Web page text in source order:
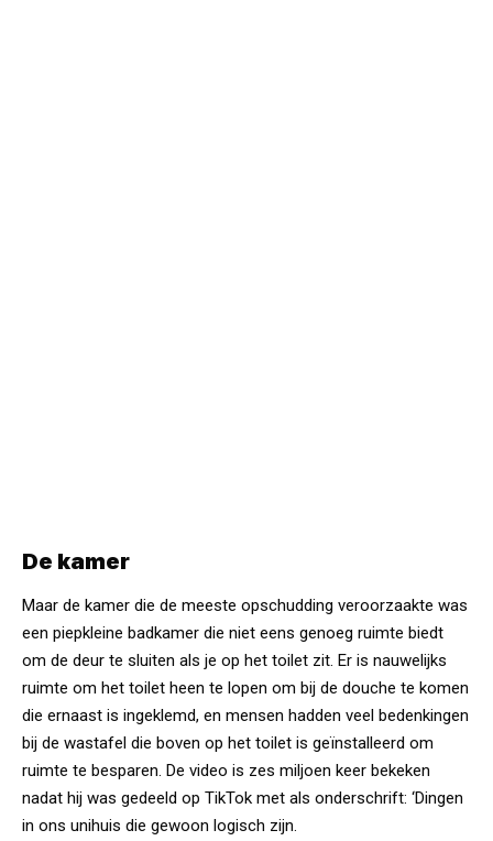
De kamer
Maar de kamer die de meeste opschudding veroorzaakte was
een piepkleine badkamer die niet eens genoeg ruimte biedt
om de deur te sluiten als je op het toilet zit. Er is nauwelijks
ruimte om het toilet heen te lopen om bij de douche te komen
die ernaast is ingeklemd, en mensen hadden veel bedenkingen
bij de wastafel die boven op het toilet is geïnstalleerd om
ruimte te besparen. De video is zes miljoen keer bekeken
nadat hij was gedeeld op TikTok met als onderschrift: ‘Dingen
in ons unihuis die gewoon logisch zijn.